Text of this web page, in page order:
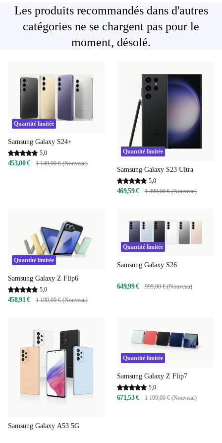
Les produits recommandés dans d'autres
catégories ne se chargent pas pour le
moment, désolé.
Quantité limitée
Samsung Galaxy S24+
5,0
453,00 € 1 149,00 € (Nouveau)
Quantité limitée
Samsung Galaxy S23 Ultra
5,0
469,59 € 1 399,00 € (Nouveau)
Quantité limitée
Samsung Galaxy Z Flip6
5,0
458,91 € 1 199,00 € (Nouveau)
Quantité limitée
Samsung Galaxy S26
649,99 € 999,00 € (Nouveau)
Samsung Galaxy A53 5G
Quantité limitée
Samsung Galaxy Z Flip7
5,0
671,53 € 1 199,00 € (Nouveau)